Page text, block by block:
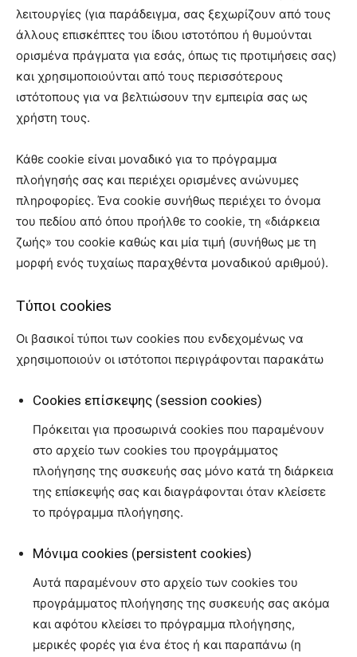
λειτουργίες (για παράδειγμα, σας ξεχωρίζουν από τους
άλλους επισκέπτες του ίδιου ιστοτόπου ή θυμούνται
ορισμένα πράγματα για εσάς, όπως τις προτιμήσεις σας)
και χρησιμοποιούνται από τους περισσότερους
ιστότοπους για να βελτιώσουν την εμπειρία σας ως
χρήστη τους.
Κάθε cookie είναι μοναδικό για το πρόγραμμα
πλοήγησής σας και περιέχει ορισμένες ανώνυμες
πληροφορίες. Ένα cookie συνήθως περιέχει το όνομα
του πεδίου από όπου προήλθε το cookie, τη «διάρκεια
ζωής» του cookie καθώς και μία τιμή (συνήθως με τη
μορφή ενός τυχαίως παραχθέντα μοναδικού αριθμού).
Τύποι cookies
Οι βασικοί τύποι των cookies που ενδεχομένως να
χρησιμοποιούν οι ιστότοποι περιγράφονται παρακάτω
Cookies επίσκεψης (session cookies)
Πρόκειται για προσωρινά cookies που παραμένουν
στο αρχείο των cookies του προγράμματος
πλοήγησης της συσκευής σας μόνο κατά τη διάρκεια
της επίσκεψής σας και διαγράφονται όταν κλείσετε
το πρόγραμμα πλοήγησης.
Μόνιμα cookies (persistent cookies)
Αυτά παραμένουν στο αρχείο των cookies του
προγράμματος πλοήγησης της συσκευής σας ακόμα
και αφότου κλείσει το πρόγραμμα πλοήγησης,
μερικές φορές για ένα έτος ή και παραπάνω (η